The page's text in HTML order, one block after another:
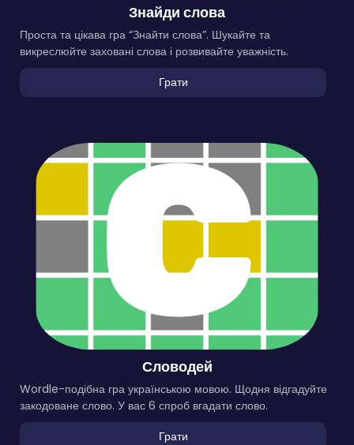
Знайди слова
Проста та цікава гра “Знайти слова”. Шукайте та
викреслюйте заховані слова і розвивайте уважність.
Грати
Словодей
Wordle-подібна гра українською мовою. Щодня відгадуйте
закодоване слово. У вас 6 спроб вгадати слово.
Грати